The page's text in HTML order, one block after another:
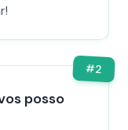
#2
posso